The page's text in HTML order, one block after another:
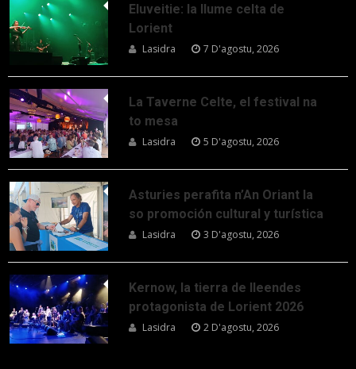
Eluveitie: la llume celta de
Lorient
Lasidra 7 D'agostu, 2026
La Taverne Celte, el festival na
to mesa
Lasidra 5 D'agostu, 2026
Asturies perafita n’An Oriant la
so promoción cultural y turística
Lasidra 3 D'agostu, 2026
Kernow, la tierra de lleendes
protagonista de Lorient 2026
Lasidra 2 D'agostu, 2026